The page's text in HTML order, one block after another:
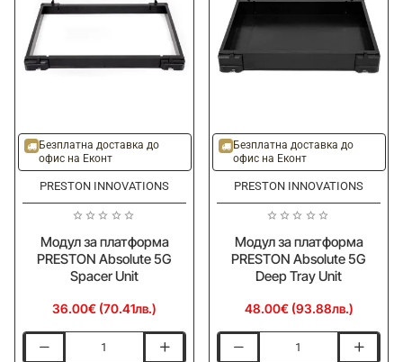
Cover
Ново
Безплатна доставка до
офис на Еконт
PRESTON INNOVATIONS
Модул за платформа
PRESTON Absolute 5G
Spacer Unit
36.00€ (70.41лв.)
Ново
Безплатна доставка до
офис на Еконт
PRESTON INNOVATIONS
Модул за платформа
PRESTON Absolute 5G
Deep Tray Unit
48.00€ (93.88лв.)